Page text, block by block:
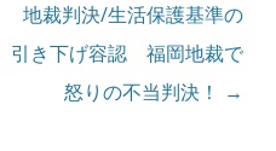
地裁判決/生活保護基準の
引き下げ容認 福岡地裁で
怒りの不当判決！
→